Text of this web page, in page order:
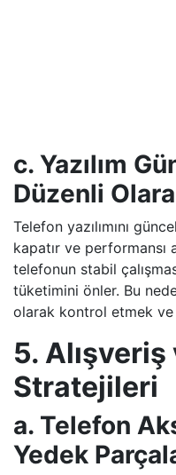
c. Yazılım
Düzenli
Telefon yazılımını
kapatır ve performansı
telefonun stabil
tüketimini önler. Bu
olarak kontrol etmek
5. Alışveriş
Stratejileri
a. Telefon
Yedek